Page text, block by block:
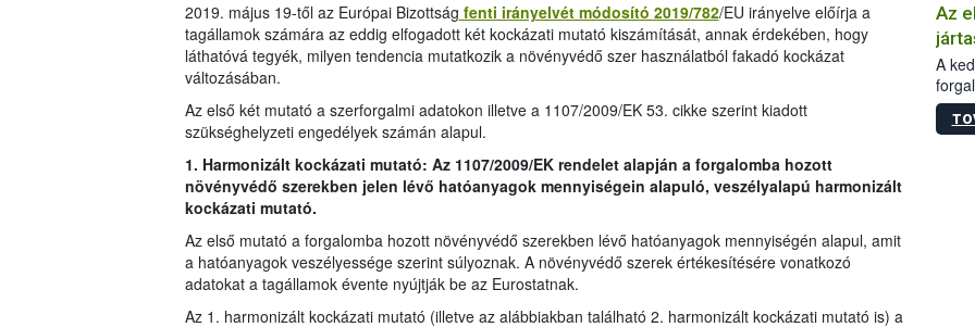
2019. május 19-től az Európai Bizottság fenti irányelvét módosító 2019/782/EU irányelve előírja a
tagállamok számára az eddig elfogadott két kockázati mutató kiszámítását, annak érdekében, hogy
láthatóvá tegyék, milyen tendencia mutatkozik a növényvédő szer használatból fakadó kockázat
változásában.
Az első két mutató a szerforgalmi adatokon illetve a 1107/2009/EK 53. cikke szerint kiadott
szükséghelyzeti engedélyek számán alapul.
1. Harmonizált kockázati mutató: Az 1107/2009/EK rendelet alapján a forgalomba hozott
növényvédő szerekben jelen lévő hatóanyagok mennyiségein alapuló, veszélyalapú harmonizált
kockázati mutató.
Az első mutató a forgalomba hozott növényvédő szerekben lévő hatóanyagok mennyiségén alapul, amit
a hatóanyagok veszélyessége szerint súlyoznak. A növényvédő szerek értékesítésére vonatkozó
adatokat a tagállamok évente nyújtják be az Eurostatnak.
Az 1. harmonizált kockázati mutató (illetve az alábbiakban található 2. harmonizált kockázati mutató is) a
Az
A